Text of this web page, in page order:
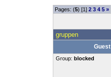
Pages: (5) [1] 2 3 4 5 »
gruppen
Guest
Group: blocked